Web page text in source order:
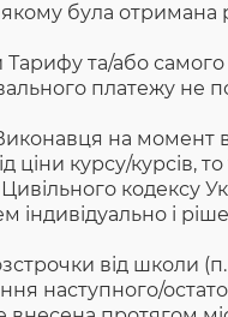
була отримана
та/або
платежу не
на момент
курсу/курсів,
кодексу
і
від школи
наступного/